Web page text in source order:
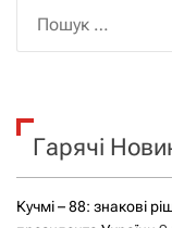
к
Гарячі
Кучмі – 88: знакові